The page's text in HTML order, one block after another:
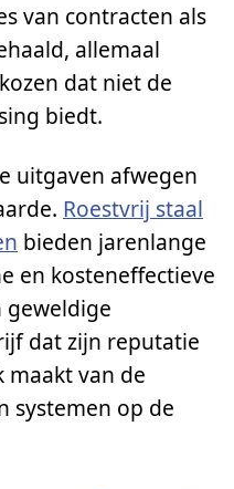
van contracten als
allemaal
dat niet de
biedt.
uitgaven afwegen
Roestvrij staal
bieden jarenlange
en kosteneffectieve
geweldige
dat zijn reputatie
maakt van de
systemen op de